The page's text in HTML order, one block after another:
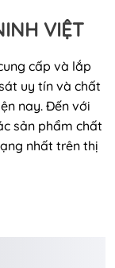
VIỆT
cấp và lắp
uy tín và chất
nay. Đến với
sản phẩm chất
nhất trên thị